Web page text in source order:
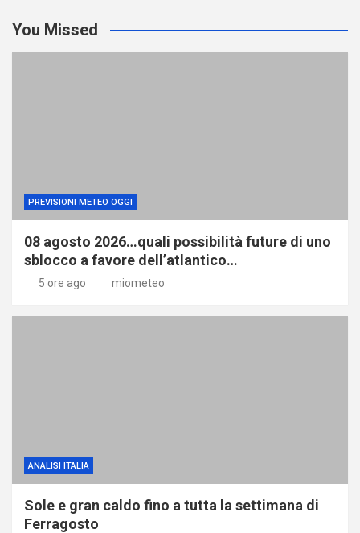
You Missed
PREVISIONI METEO OGGI
08 agosto 2026…quali possibilità future di uno
sblocco a favore dell’atlantico…
5 ore ago miometeo
ANALISI ITALIA
Sole e gran caldo fino a tutta la settimana di
Ferragosto